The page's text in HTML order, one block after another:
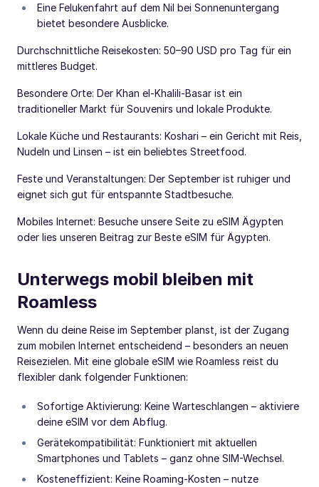
Eine Felukenfahrt auf dem Nil bei Sonnenuntergang
bietet besondere Ausblicke.
Durchschnittliche Reisekosten: 50–90 USD pro Tag für ein
mittleres Budget.
Besondere Orte: Der Khan el-Khalili-Basar ist ein
traditioneller Markt für Souvenirs und lokale Produkte.
Lokale Küche und Restaurants: Koshari – ein Gericht mit Reis,
Nudeln und Linsen – ist ein beliebtes Streetfood.
Feste und Veranstaltungen: Der September ist ruhiger und
eignet sich gut für entspannte Stadtbesuche.
Mobiles Internet: Besuche unsere Seite zu eSIM Ägypten
oder lies unseren Beitrag zur Beste eSIM für Ägypten.
Unterwegs mobil bleiben mit
Roamless
Wenn du deine Reise im September planst, ist der Zugang
zum mobilen Internet entscheidend – besonders an neuen
Reisezielen. Mit eine globale eSIM wie Roamless reist du
flexibler dank folgender Funktionen:
Sofortige Aktivierung: Keine Warteschlangen – aktiviere
deine eSIM vor dem Abflug.
Gerätekompatibilität: Funktioniert mit aktuellen
Smartphones und Tablets – ganz ohne SIM-Wechsel.
Kosteneffizient: Keine Roaming-Kosten – nutze